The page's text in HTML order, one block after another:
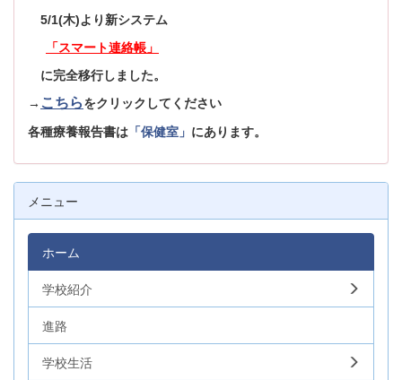
5/1(木)より新システム
「スマート連絡帳」
に完全移行しました。
→ こちらをクリックしてください
各種療養報告書は 「保健室」 にあります。
メニュー
ホーム
学校紹介
進路
学校生活